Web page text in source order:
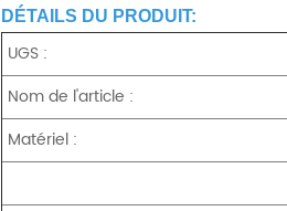
DÉTAILS DU PRODUIT:
UGS :
Nom de l'article :
Matériel :